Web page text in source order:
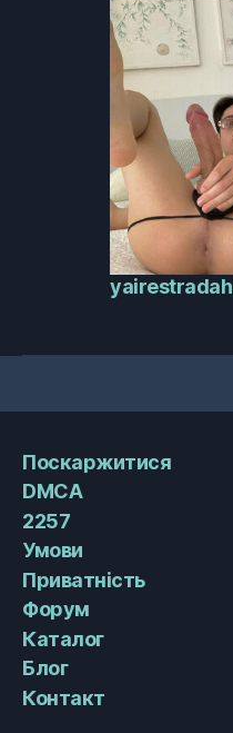
yairestradah
Поскаржитися
DMCA
2257
Умови
Приватність
Форум
Каталог
Блог
Контакт